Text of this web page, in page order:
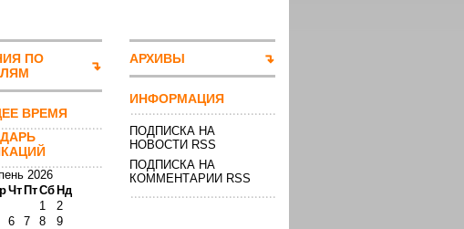
ПО
ВРЕМЯ
2026
Чт ПтСб Нд
1
2
6 7 8
9
АРХИВЫ
ИНФОРМАЦИЯ
ПОДПИСКА НА
НОВОСТИ RSS
ПОДПИСКА НА
КОММЕНТАРИИ RSS